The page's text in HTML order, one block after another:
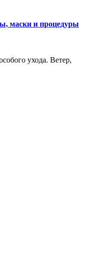
маски и процедуры
ухода. Ветер,